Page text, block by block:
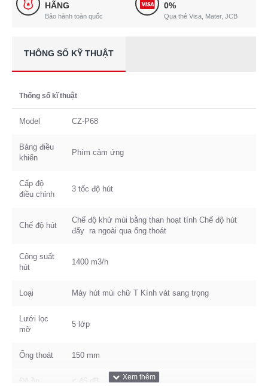
HÃNG
Bảo hành toàn quốc
0%
Qua thẻ Visa, Mater, JCB
THÔNG SỐ KỸ THUẬT
Thống số kĩ thuật
Model CZ-P68
Bảng điều
khiển
Phím cảm ứng
Cấp độ
điều chỉnh
3 tốc độ hút
Chế độ hút
Chế độ khử mùi bằng than hoạt tính Chế độ hút
đẩy ra ngoài qua ống thoát
Công suất
hút
1400 m3/h
Loại Máy hút mùi chữ T Kính vát sang trọng
Lưới lọc
mỡ
5 lớp
Ống thoát 150 mm
Độ ồn < 45 dB